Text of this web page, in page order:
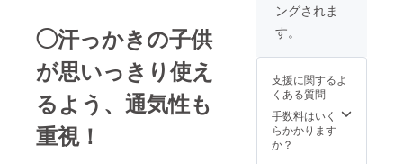
◯汗っかきの子供
が思いっきり使え
るよう、通気性も
重視！
ングされま
す。
支援に関するよ
くある質問
手数料はいく
らかかります
か？